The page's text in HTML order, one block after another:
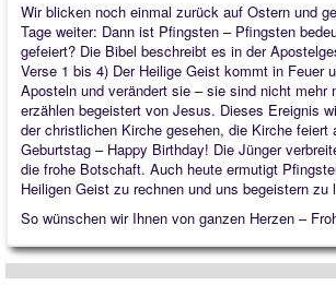
Angebote
Ökumene
Gelebter Glaube
Quintessenz
Spirituelles
2025
2026
Wir blicken noch einmal zurück auf Ostern und
Tage weiter: Dann ist Pfingsten – Pfingsten
gefeiert? Die Bibel beschreibt es in der
Verse 1 bis 4) Der Heilige Geist kommt in Feuer
Aposteln und verändert sie – sie sind nicht mehr
erzählen begeistert von Jesus. Dieses Ereignis
der christlichen Kirche gesehen, die Kirche feiert
Geburtstag – Happy Birthday! Die Jünger
die frohe Botschaft. Auch heute ermutigt
Heiligen Geist zu rechnen und uns begeistern zu
So wünschen wir Ihnen von ganzen Herzen –